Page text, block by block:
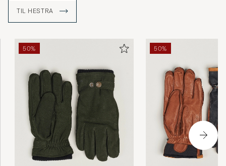
læderkvaliteter.
TIL HESTRA
50% 50%